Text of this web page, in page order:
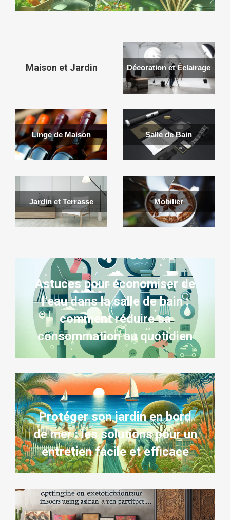
Maison et Jardin Décoration et Éclairage
Linge de Maison Salle de Bain
Jardin et Terrasse Mobilier
Astuces pour économiser de
l’eau dans la salle de bain :
comment réduire sa
consommation au quotidien
Protéger son jardin en bord
de mer : les solutions pour un
entretien facile et efficace